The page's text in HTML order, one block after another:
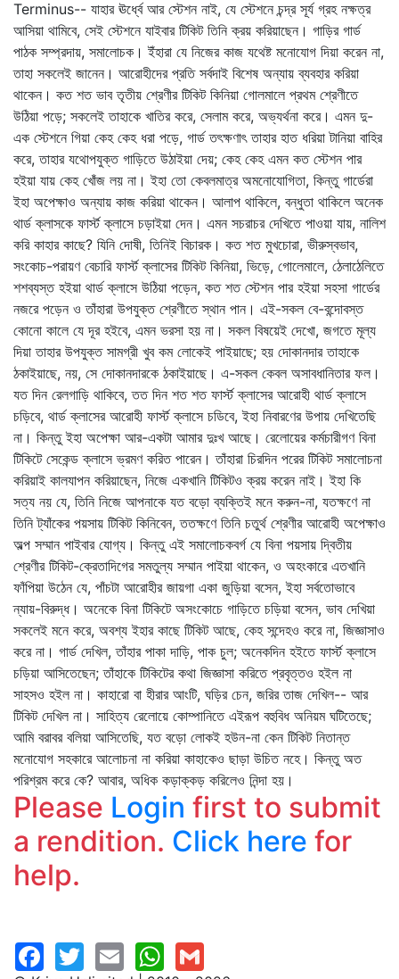
Terminus-- যাহার ঊর্ধ্বে আর স্টেশন নাই, যে স্টেশনে চন্দ্র সূর্য গ্রহ নক্ষত্র
আসিয়া থামিবে, সেই স্টেশনে যাইবার টিকিট তিনি ক্রয় করিয়াছেন। গাড়ির গার্ড
পাঠক সম্প্রদায়, সমালোচক। ইঁহারা যে নিজের কাজ যথেষ্ট মনোযোগ দিয়া করেন না,
তাহা সকলেই জানেন। আরোহীদের প্রতি সর্বদাই বিশেষ অন্যায় ব্যবহার করিয়া
থাকেন। কত শত ভাব তৃতীয় শ্রেণীর টিকিট কিনিয়া গোলমালে প্রথম শ্রেণীতে
উঠিয়া পড়ে; সকলেই তাহাকে খাতির করে, সেলাম করে, অভ্যর্থনা করে। এমন দু-
এক স্টেশনে গিয়া কেহ কেহ ধরা পড়ে, গার্ড তৎক্ষণাৎ তাহার হাত ধরিয়া টানিয়া বাহির
করে, তাহার যথোপযুক্ত গাড়িতে উঠাইয়া দেয়; কেহ কেহ এমন কত স্টেশন পার
হইয়া যায় কেহ খোঁজ লয় না। ইহা তো কেবলমাত্র অমনোযোগিতা, কিন্তু গার্ডেরা
ইহা অপেক্ষাও অন্যায় কাজ করিয়া থাকেন। আলাপ থাকিলে, বন্ধুতা থাকিলে অনেক
থার্ড ক্লাসকে ফার্স্ট ক্লাসে চড়াইয়া দেন। এমন সচরাচর দেখিতে পাওয়া যায়, নালিশ
করি কাহার কাছে? যিনি দোষী, তিনিই বিচারক। কত শত মুখচোরা, ভীরুস্বভাব,
সংকোচ-পরায়ণ বেচারি ফার্স্ট ক্লাসের টিকিট কিনিয়া, ভিড়ে, গোলেমালে, ঠেলাঠেলিতে
শশব্যস্ত হইয়া থার্ড ক্লাসে উঠিয়া পড়েন, কত শত স্টেশন পার হইয়া সহসা গার্ডের
নজরে পড়েন ও তাঁহারা উপযুক্ত শ্রেণীতে স্থান পান। এই-সকল বে-বন্দোবস্ত
কোনো কালে যে দূর হইবে, এমন ভরসা হয় না। সকল বিষয়েই দেখো, জগতে মূল্য
দিয়া তাহার উপযুক্ত সামগ্রী খুব কম লোকেই পাইয়াছে; হয় দোকানদার তাহাকে
ঠকাইয়াছে, নয়, সে দোকানদারকে ঠকাইয়াছে। এ-সকল কেবল অসাবধানিতার ফল।
যত দিন রেলগাড়ি থাকিবে, তত দিন শত শত ফার্স্ট ক্লাসের আরোহী থার্ড ক্লাসে
চড়িবে, থার্ড ক্লাসের আরোহী ফার্স্ট ক্লাসে চডিবে, ইহা নিবারণের উপায় দেখিতেছি
না। কিন্তু ইহা অপেক্ষা আর-একটা আমার দুঃখ আছে। রেলোয়ের কর্মচারীগণ বিনা
টিকিটে সেকেন্ড ক্লাসে ভ্রমণ করিত পারেন। তাঁহারা চিরদিন পরের টিকিট সমালোচনা
করিয়াই কালযাপন করিয়াছেন, নিজে একখানি টিকিটও ক্রয় করেন নাই। ইহা কি
সত্য নয় যে, তিনি নিজে আপনাকে যত বড়ো ব্যক্তিই মনে করুন-না, যতক্ষণে না
তিনি ট্যাঁকের পয়সায় টিকিট কিনিবেন, ততক্ষণে তিনি চতুর্থ শ্রেণীর আরোহী অপেক্ষাও
অল্প সম্মান পাইবার যোগ্য। কিন্তু এই সমালোচকবর্গ যে বিনা পয়সায় দ্বিতীয়
শ্রেণীর টিকিট-ক্রেতাদিগের সমতুল্য সম্মান পাইয়া থাকেন, ও অহংকারে এতখানি
ফাঁপিয়া উঠেন যে, পাঁচটা আরোহীর জায়গা একা জুড়িয়া বসেন, ইহা সর্বতোভাবে
ন্যায়-বিরুদ্ধ। অনেকে বিনা টিকিটে অসংকোচে গাড়িতে চড়িয়া বসেন, ভাব দেখিয়া
সকলেই মনে করে, অবশ্য ইহার কাছে টিকিট আছে, কেহ সন্দেহও করে না, জিজ্ঞাসাও
করে না। গার্ড দেখিল, তাঁহার পাকা দাড়ি, পাক চুল; অনেকদিন হইতে ফার্স্ট ক্লাসে
চড়িয়া আসিতেছেন; তাঁহাকে টিকিটের কথা জিজ্ঞাসা করিতে প্রবৃত্তও হইল না
সাহসও হইল না। কাহারো বা হীরার আংটি, ঘড়ির চেন, জরির তাজ দেখিল-- আর
টিকিট দেখিল না। সাহিত্য রেলোয়ে কোম্পানিতে এইরূপ বহুবিধ অনিয়ম ঘটিতেছে;
আমি বরাবর বলিয়া আসিতেছি, যত বড়ো লোকই হউন-না কেন টিকিট নিতান্ত
মনোযোগ সহকারে আলোচনা না করিয়া কাহাকেও ছাড়া উচিত নহে। কিন্তু অত
পরিশ্রম করে কে? আবার, অধিক কড়াক্কড় করিলেও নিন্দা হয়।
Please Login first to submit
a rendition. Click here for
help.